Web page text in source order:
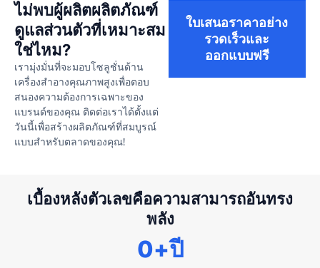
ไม่พบผู้ผลิตผลิตภัณฑ์
ดูแลส่วนตัวที่เหมาะสม
ใช่ไหม?
เรามุ่งมั่นที่จะมอบโซลูชั่นด้าน
เครื่องสำอางคุณภาพสูงเพื่อตอบ
สนองความต้องการเฉพาะของ
แบรนด์ของคุณ ติดต่อเราได้ตั้งแต่
วันนี้เพื่อสร้างผลิตภัณฑ์ที่สมบูรณ์
แบบสำหรับตลาดของคุณ!
ใบเสนอราคาอย่าง
รวดเร็วและ
ออกแบบฟรี
เบื้องหลังตัวเลขคือความสามารถอันทรง
พลัง
0+ปี